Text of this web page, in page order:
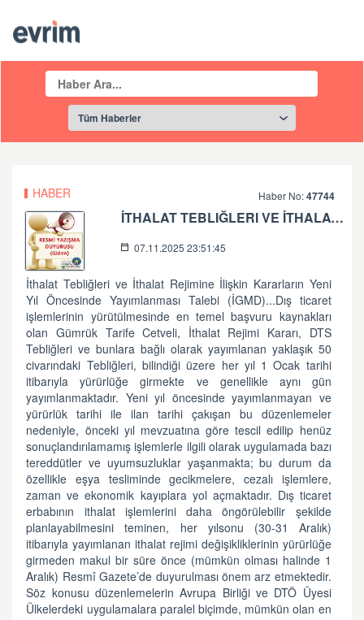
HABER Haber No:47744
İTHALAT TEBLIĞLERI VE İTHALAT REJIMINE İLIŞKIN KARARLARIN YENI YIL ÖNCESI
07.11.2025 23:51:45
İthalat Tebliğleri ve İthalat Rejimine İlişkin Kararların Yeni
Yıl Öncesinde Yayımlanması Talebi (İGMD)...Dış ticaret
işlemlerinin yürütülmesinde en temel başvuru kaynakları
olan Gümrük Tarife Cetveli, İthalat Rejimi Kararı, DTS
Tebliğleri ve bunlara bağlı olarak yayımlanan yaklaşık 50
civarındaki Tebliğleri, bilindiği üzere her yıl 1 Ocak tarihi
itibarıyla yürürlüğe girmekte ve genellikle aynı gün
yayımlanmaktadır. Yeni yıl öncesinde yayımlanmayan ve
yürürlük tarihi ile ilan tarihi çakışan bu düzenlemeler
nedeniyle, önceki yıl mevzuatına göre tescil edilip henüz
sonuçlandırılamamış işlemlerle ilgili olarak uygulamada bazı
tereddütler ve uyumsuzluklar yaşanmakta; bu durum da
özellikle eşya tesliminde gecikmelere, cezalı işlemlere,
zaman ve ekonomik kayıplara yol açmaktadır. Dış ticaret
erbabının ithalat işlemlerini daha öngörülebilir şekilde
planlayabilmesini teminen, her yılsonu (30-31 Aralık)
itibarıyla yayımlanan ithalat rejimi değişikliklerinin yürürlüğe
girmeden makul bir süre önce (mümkün olması halinde 1
Aralık) Resmî Gazete’de duyurulması önem arz etmektedir.
Söz konusu düzenlemelerin Avrupa Birliği ve DTÖ Üyesi
Ülkelerdeki uygulamalara paralel biçimde, mümkün olan en